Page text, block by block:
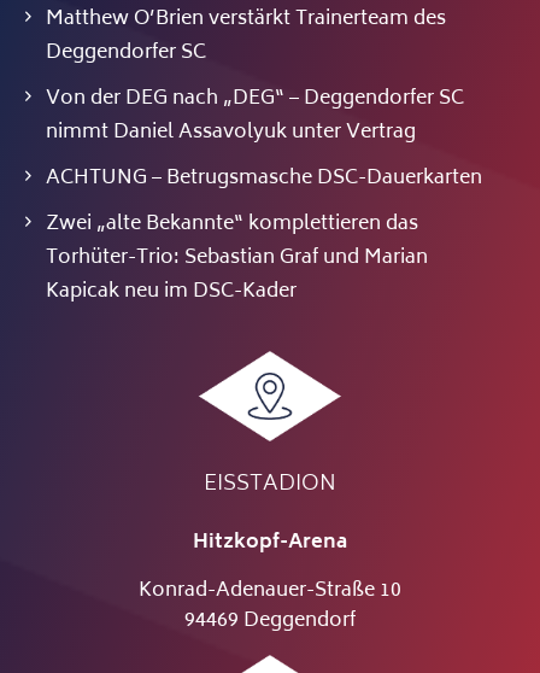
Matthew O’Brien verstärkt Trainerteam des
Deggendorfer SC
Von der DEG nach „DEG“ – Deggendorfer SC
nimmt Daniel Assavolyuk unter Vertrag
ACHTUNG – Betrugsmasche DSC-Dauerkarten
Zwei „alte Bekannte“ komplettieren das
Torhüter-Trio: Sebastian Graf und Marian
Kapicak neu im DSC-Kader
EISSTADION
Hitzkopf-Arena
Konrad-Adenauer-Straße 10
94469 Deggendorf